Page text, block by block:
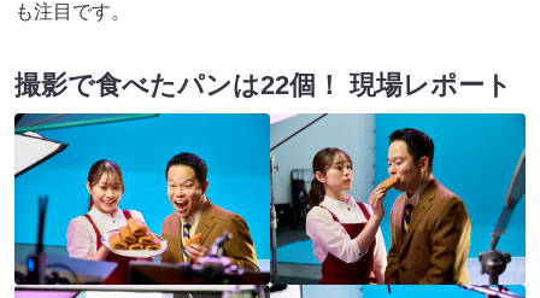
も注目です。
撮影で食べたパンは22個！ 現場レポート